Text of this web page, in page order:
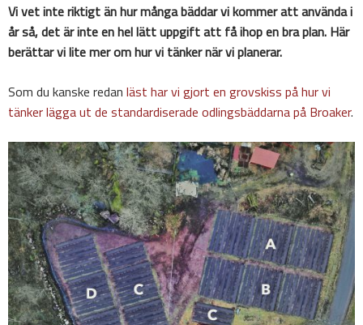
Vi vet inte riktigt än hur många bäddar vi kommer att använda i
år så, det är inte en hel lätt uppgift att få ihop en bra plan. Här
berättar vi lite mer om hur vi tänker när vi planerar.
Som du kanske redan läst har vi gjort en grovskiss på hur vi
tänker lägga ut de standardiserade odlingsbäddarna på Broaker.